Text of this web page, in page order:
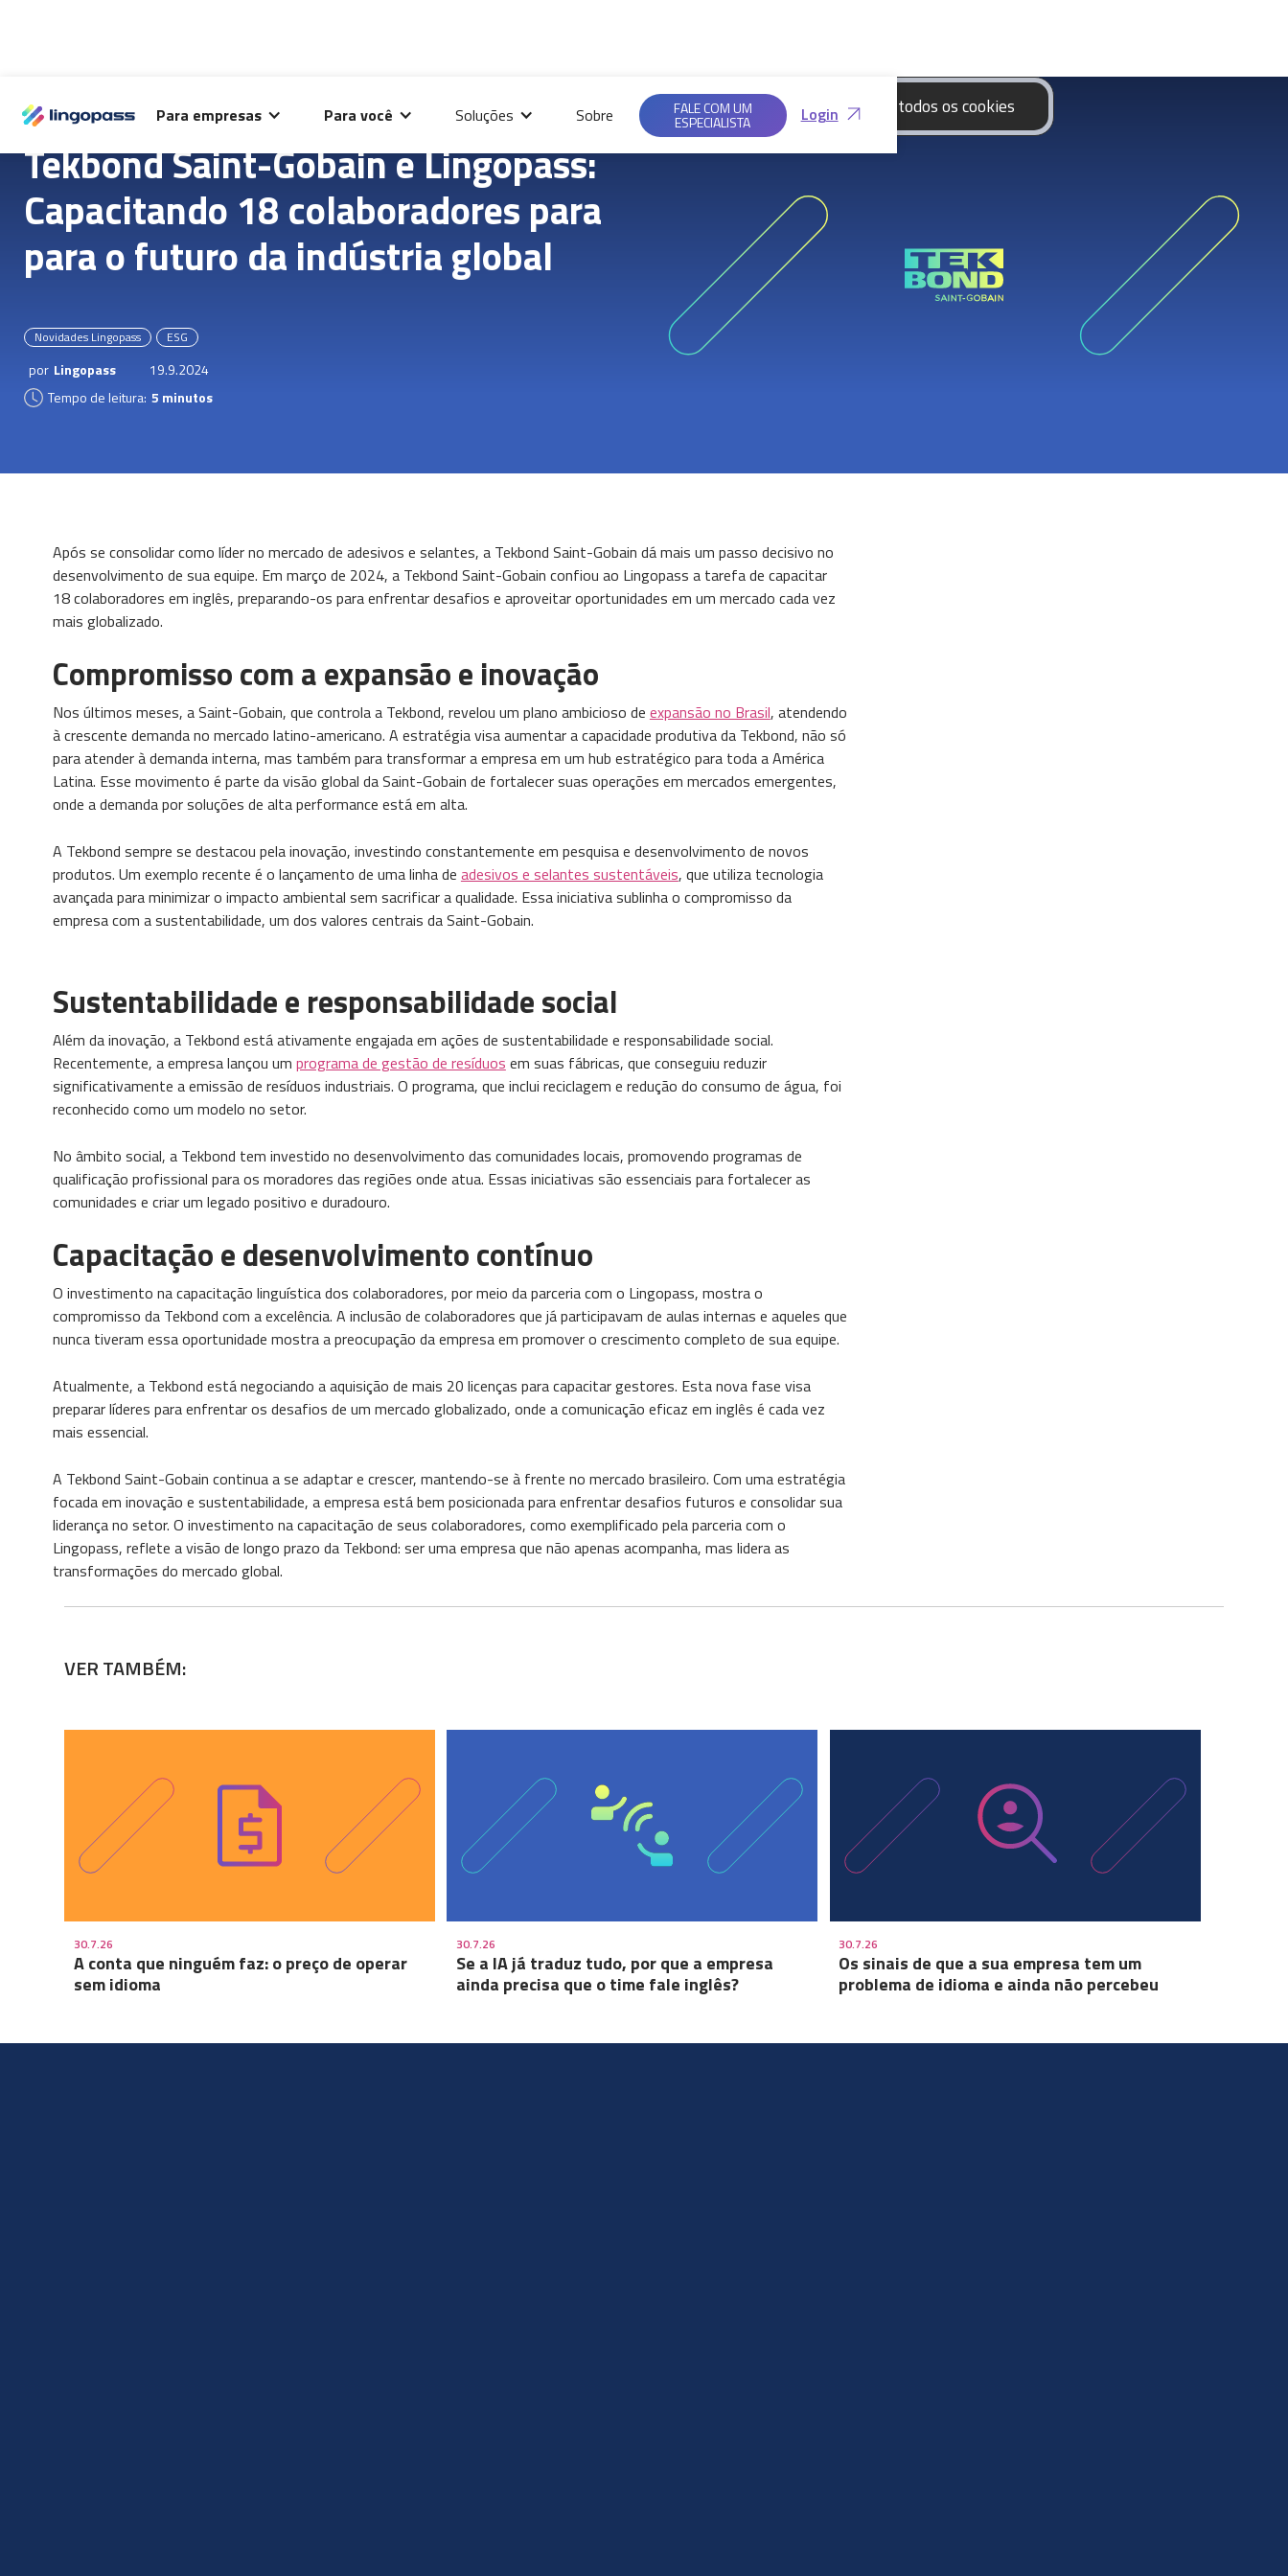
Para empresas Para você Soluções Sobre FALE COM UM
ESPECIALISTA Login
deste site e melhorar sua experiência de navegação.
Saiba mais em nossas
Políticas de
Privacidade.
Aceitar todos os cookies
Tekbond Saint-Gobain e Lingopass:
Capacitando 18 colaboradores para
para o futuro da indústria global
Novidades Lingopass ESG
por Lingopass
19.9.2024
Tempo de leitura: 5 minutos
Após se consolidar como líder no mercado de adesivos e selantes, a Tekbond Saint-Gobain dá mais um passo decisivo no
desenvolvimento de sua equipe. Em março de 2024, a Tekbond Saint-Gobain confiou ao Lingopass a tarefa de capacitar
18 colaboradores em inglês, preparando-os para enfrentar desafios e aproveitar oportunidades em um mercado cada vez
mais globalizado.
Compromisso com a expansão e inovação
Nos últimos meses, a Saint-Gobain, que controla a Tekbond, revelou um plano ambicioso de expansão no Brasil, atendendo
à crescente demanda no mercado latino-americano. A estratégia visa aumentar a capacidade produtiva da Tekbond, não só
para atender à demanda interna, mas também para transformar a empresa em um hub estratégico para toda a América
Latina. Esse movimento é parte da visão global da Saint-Gobain de fortalecer suas operações em mercados emergentes,
onde a demanda por soluções de alta performance está em alta.
A Tekbond sempre se destacou pela inovação, investindo constantemente em pesquisa e desenvolvimento de novos
produtos. Um exemplo recente é o lançamento de uma linha de adesivos e selantes sustentáveis, que utiliza tecnologia
avançada para minimizar o impacto ambiental sem sacrificar a qualidade. Essa iniciativa sublinha o compromisso da
empresa com a sustentabilidade, um dos valores centrais da Saint-Gobain.
Sustentabilidade e responsabilidade social
Além da inovação, a Tekbond está ativamente engajada em ações de sustentabilidade e responsabilidade social.
Recentemente, a empresa lançou um programa de gestão de resíduos em suas fábricas, que conseguiu reduzir
significativamente a emissão de resíduos industriais. O programa, que inclui reciclagem e redução do consumo de água, foi
reconhecido como um modelo no setor.
No âmbito social, a Tekbond tem investido no desenvolvimento das comunidades locais, promovendo programas de
qualificação profissional para os moradores das regiões onde atua. Essas iniciativas são essenciais para fortalecer as
comunidades e criar um legado positivo e duradouro.
Capacitação e desenvolvimento contínuo
O investimento na capacitação linguística dos colaboradores, por meio da parceria com o Lingopass, mostra o
compromisso da Tekbond com a excelência. A inclusão de colaboradores que já participavam de aulas internas e aqueles que
nunca tiveram essa oportunidade mostra a preocupação da empresa em promover o crescimento completo de sua equipe.
Atualmente, a Tekbond está negociando a aquisição de mais 20 licenças para capacitar gestores. Esta nova fase visa
preparar líderes para enfrentar os desafios de um mercado globalizado, onde a comunicação eficaz em inglês é cada vez
mais essencial.
A Tekbond Saint-Gobain continua a se adaptar e crescer, mantendo-se à frente no mercado brasileiro. Com uma estratégia
focada em inovação e sustentabilidade, a empresa está bem posicionada para enfrentar desafios futuros e consolidar sua
liderança no setor. O investimento na capacitação de seus colaboradores, como exemplificado pela parceria com o
Lingopass, reflete a visão de longo prazo da Tekbond: ser uma empresa que não apenas acompanha, mas lidera as
transformações do mercado global.
VER TAMBÉM:
30.7.26
A conta que ninguém faz: o preço de operar
sem idioma
30.7.26
Se a IA já traduz tudo, por que a empresa
ainda precisa que o time fale inglês?
30.7.26
Os sinais de que a sua empresa tem um
problema de idioma e ainda não percebeu